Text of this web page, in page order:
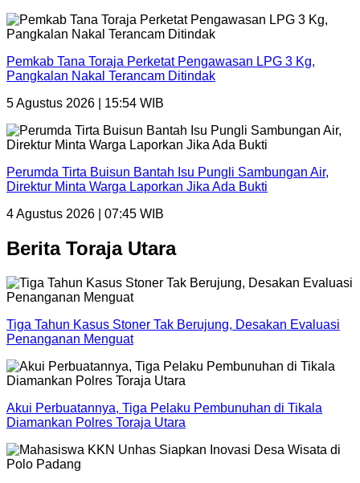
Pemkab Tana Toraja Perketat Pengawasan LPG 3 Kg,
Pangkalan Nakal Terancam Ditindak
5 Agustus 2026 | 15:54 WIB
Perumda Tirta Buisun Bantah Isu Pungli Sambungan Air,
Direktur Minta Warga Laporkan Jika Ada Bukti
4 Agustus 2026 | 07:45 WIB
Berita Toraja Utara
Tiga Tahun Kasus Stoner Tak Berujung, Desakan Evaluasi
Penanganan Menguat
Akui Perbuatannya, Tiga Pelaku Pembunuhan di Tikala
Diamankan Polres Toraja Utara